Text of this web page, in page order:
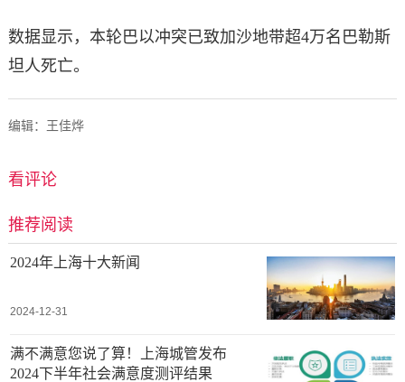
数据显示，本轮巴以冲突已致加沙地带超4万名巴勒斯
坦人死亡。
编辑：王佳烨
看评论
推荐阅读
2024年上海十大新闻
2024-12-31
满不满意您说了算！上海城管发布
2024下半年社会满意度测评结果